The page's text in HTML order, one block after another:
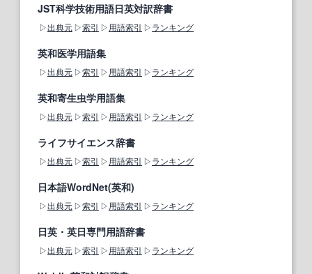
JST科学技術用語日英対訳辞書
出典元 索引 用語索引 ランキング
英和医学用語集
出典元 索引 用語索引 ランキング
英和寄生虫学用語集
出典元 索引 用語索引 ランキング
ライフサイエンス辞書
出典元 索引 用語索引 ランキング
日本語WordNet(英和)
出典元 索引 用語索引 ランキング
日英・英日専門用語辞書
出典元 索引 用語索引 ランキング